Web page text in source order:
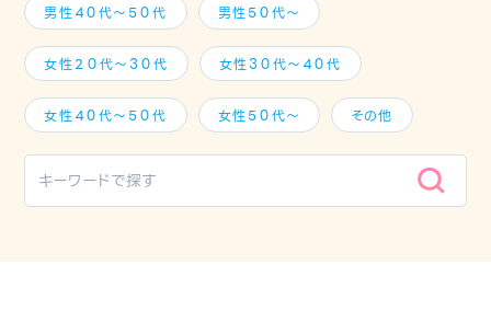
男性４０代～５０代 男性５０代～
女性２０代～３０代 女性３０代～４０代
女性４０代～５０代 女性５０代～ その他